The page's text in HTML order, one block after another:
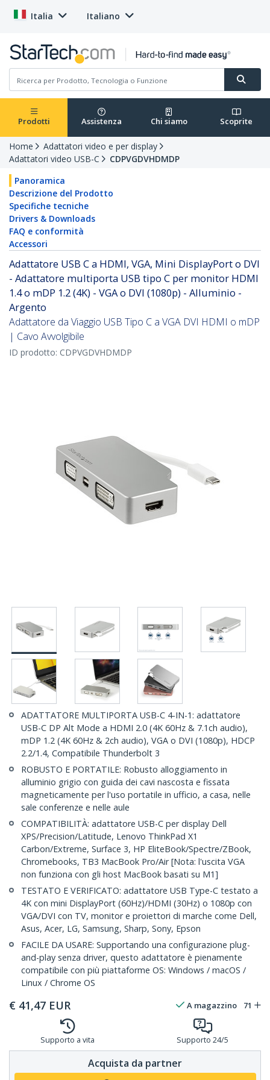
Italia Italiano
Prodotti Assistenza Chi siamo Scoprite
Home
Adattatori video e per display
Adattatori video USB-C
CDPVGDVHDMDP
Panoramica
Descrizione del Prodotto
Specifiche tecniche
Drivers & Downloads
FAQ e conformità
Accessori
Adattatore USB C a HDMI, VGA, Mini DisplayPort o DVI
- Adattatore multiporta USB tipo C per monitor HDMI
1.4 o mDP 1.2 (4K) - VGA o DVI (1080p) - Alluminio -
Argento
Adattatore da Viaggio USB Tipo C a VGA DVI HDMI o mDP
| Cavo Avvolgibile
ID prodotto: CDPVGDVHDMDP
ADATTATORE MULTIPORTA USB-C 4-IN-1: adattatore
USB-C DP Alt Mode a HDMI 2.0 (4K 60Hz & 7.1ch audio),
mDP 1.2 (4K 60Hz & 2ch audio), VGA o DVI (1080p), HDCP
2.2/1.4, Compatibile Thunderbolt 3
ROBUSTO E PORTATILE: Robusto alloggiamento in
alluminio grigio con guida dei cavi nascosta e fissata
magneticamente per l'uso portatile in ufficio, a casa, nelle
sale conferenze e nelle aule
COMPATIBILITÀ: adattatore USB-C per display Dell
XPS/Precision/Latitude, Lenovo ThinkPad X1
Carbon/Extreme, Surface 3, HP EliteBook/Spectre/ZBook,
Chromebooks, TB3 MacBook Pro/Air [Nota: l'uscita VGA
non funziona con gli host MacBook basati su M1]
TESTATO E VERIFICATO: adattatore USB Type-C testato a
4K con mini DisplayPort (60Hz)/HDMI (30Hz) o 1080p con
VGA/DVI con TV, monitor e proiettori di marche come Dell,
Asus, Acer, LG, Samsung, Sharp, Sony, Epson
FACILE DA USARE: Supportando una configurazione plug-
and-play senza driver, questo adattatore è pienamente
compatibile con più piattaforme OS: Windows / macOS /
Linux / Chrome OS
€ 41,47 EUR A magazzino 71
Supporto a vita Supporto 24/5
Acquista da partner